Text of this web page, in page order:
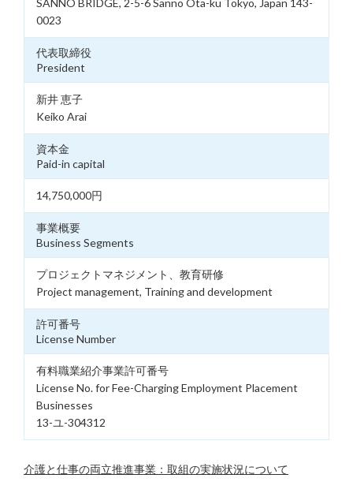
SANNO BRIDGE, 2-5-6 Sanno Ota-ku Tokyo, Japan 143-
0023
代表取締役
President
新井 恵子
Keiko Arai
資本金
Paid-in capital
14,750,000円
事業概要
Business Segments
プロジェクトマネジメント、教育研修
Project management, Training and development
許可番号
License Number
有料職業紹介事業許可番号
License No. for Fee-Charging Employment Placement
Businesses
13-ユ-304312
介護と仕事の両立推進事業：取組の実施状況について